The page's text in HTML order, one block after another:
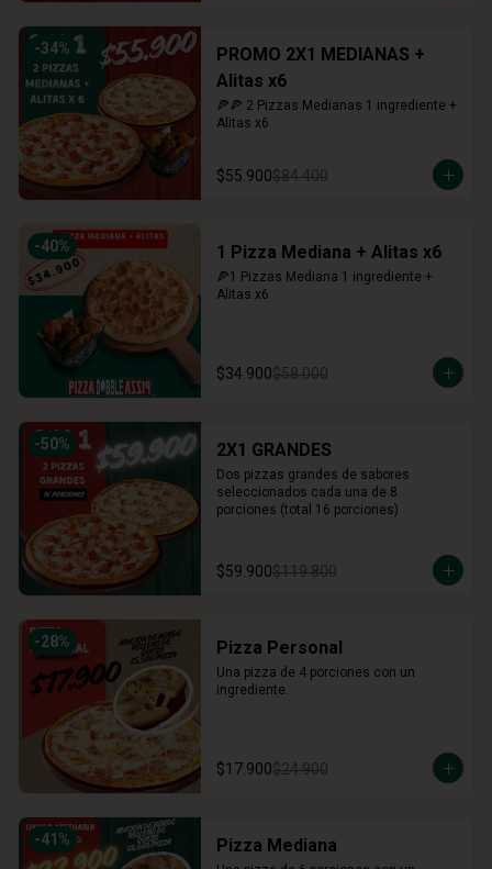
-34%
PROMO 2X1 MEDIANAS +
Alitas x6
🍕🍕 2 Pizzas Medianas 1 ingrediente +
Alitas x6
$55.900$84.400
-40% 1 Pizza Mediana + Alitas x6
🍕1 Pizzas Mediana 1 ingrediente +
Alitas x6
$34.900$58.000
-50% 2X1 GRANDES
Dos pizzas grandes de sabores
seleccionados cada una de 8
porciones (total 16 porciones)
$59.900$119.800
-28% Pizza Personal
Una pizza de 4 porciones con un
ingrediente.
$17.900$24.900
-41 % Pizza Mediana